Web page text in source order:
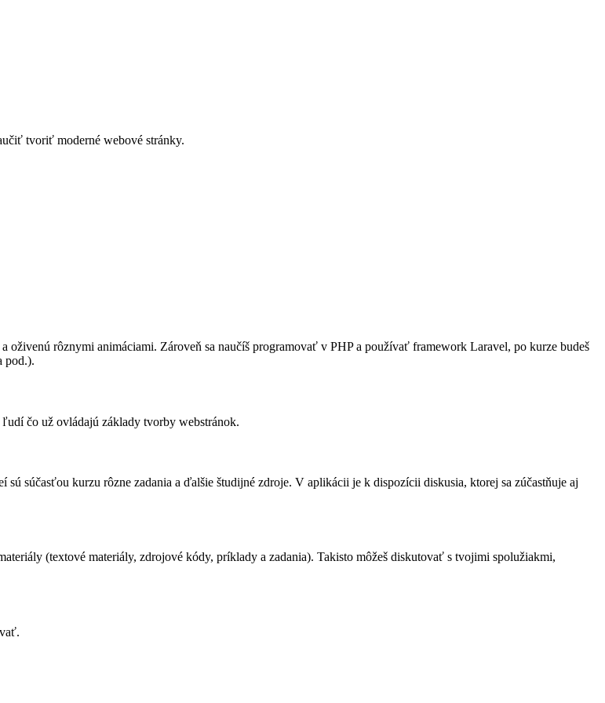
tvoriť moderné webové stránky.
rôznymi animáciami. Zároveň sa naučíš programovať v PHP a používať framework Laravel, po kurze budeš
pod.).
čo už ovládajú základy tvorby webstránok.
súčasťou kurzu rôzne zadania a ďalšie študijné zdroje. V aplikácii je k dispozícii diskusia, ktorej sa zúčastňuje aj
(textové materiály, zdrojové kódy, príklady a zadania). Takisto môžeš diskutovať s tvojimi spolužiakmi,